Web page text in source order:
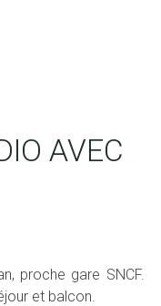
AVEC
proche gare SNCF.
et balcon.